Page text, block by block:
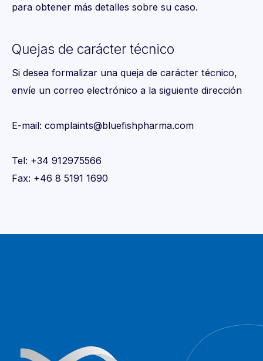
para obtener más detalles sobre su caso.
Quejas de carácter técnico
Si desea formalizar una queja de carácter técnico,
envíe un correo electrónico a la siguiente dirección
E-mail: complaints@bluefishpharma.com
Tel: +34 912975566
Fax: +46 8 5191 1690